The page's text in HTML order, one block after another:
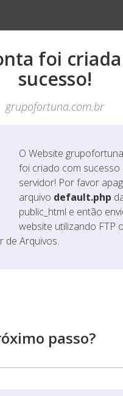
foi
sucesso!
grupofortuna.com.br
O Website
foi criado com sucesso
servidor! Por favor
arquivo default.php
public_html e então
website utilizando FTP
de Arquivos.
passo?